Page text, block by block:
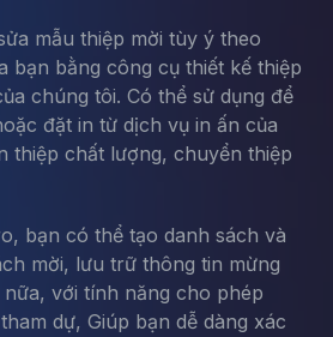
mẫu thiệp mời tùy ý theo
bạn bằng công cụ thiết kế thiệp
chúng tôi. Có thể sử dụng để
đặt in từ dịch vụ in ấn của
thiệp chất lượng, chuyển thiệp
bạn có thể tạo danh sách và
mời, lưu trữ thông tin mừng
với tính năng cho phép
dự, Giúp bạn dễ dàng xác